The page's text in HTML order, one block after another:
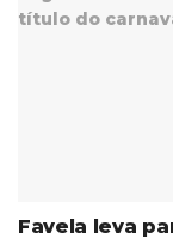
Favela leva